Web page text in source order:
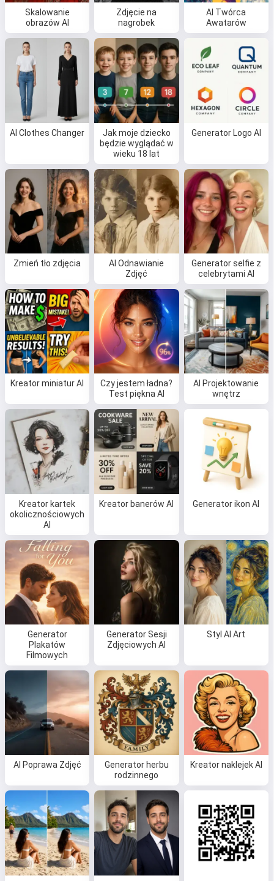
Skalowanie
obrazów AI
Zdjęcie na
nagrobek
AI Twórca
Awatarów
AI Clothes Changer
Jak moje dziecko
będzie wyglądać w
wieku 18 lat
Generator Logo AI
Zmień tło zdjęcia
AI Odnawianie
Zdjęć
Generator selfie z
celebrytami AI
Kreator miniatur AI
Czy jestem ładna?
Test piękna AI
AI Projektowanie
wnętrz
Kreator kartek
okolicznościowych
AI
Kreator banerów AI Generator ikon AI
Generator
Plakatów
Filmowych
Generator Sesji
Zdjęciowych AI
Styl AI Art
AI Poprawa Zdjęć
Generator herbu
rodzinnego
Kreator naklejek AI